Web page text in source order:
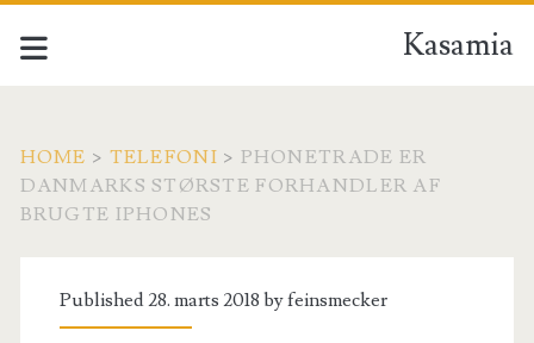
Kasamia
HOME > TELEFONI > PHONETRADE ER
DANMARKS STØRSTE FORHANDLER AF
BRUGTE IPHONES
Published 28. marts 2018 byfeinsmecker